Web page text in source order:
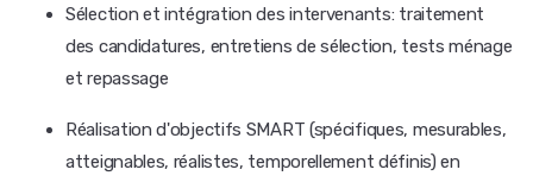
Sélection et intégration des intervenants: traitement
des candidatures, entretiens de sélection, tests ménage
et repassage
Réalisation d'objectifs SMART (spécifiques, mesurables,
atteignables, réalistes, temporellement définis) en